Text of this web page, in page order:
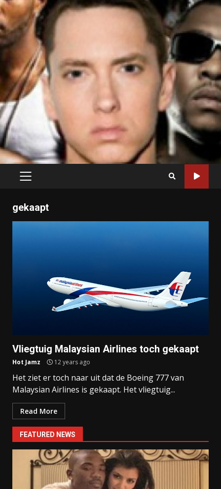
PRIMARY
gekaapt
Vliegtuig Malaysian Airlines toch gekaapt
Hot Jamz 12 years ago
Het ziet er toch naar uit dat de Boeing 777 van
Malaysian Airlines is gekaapt. Het vliegtuig...
Read More
FEATURED NEWS